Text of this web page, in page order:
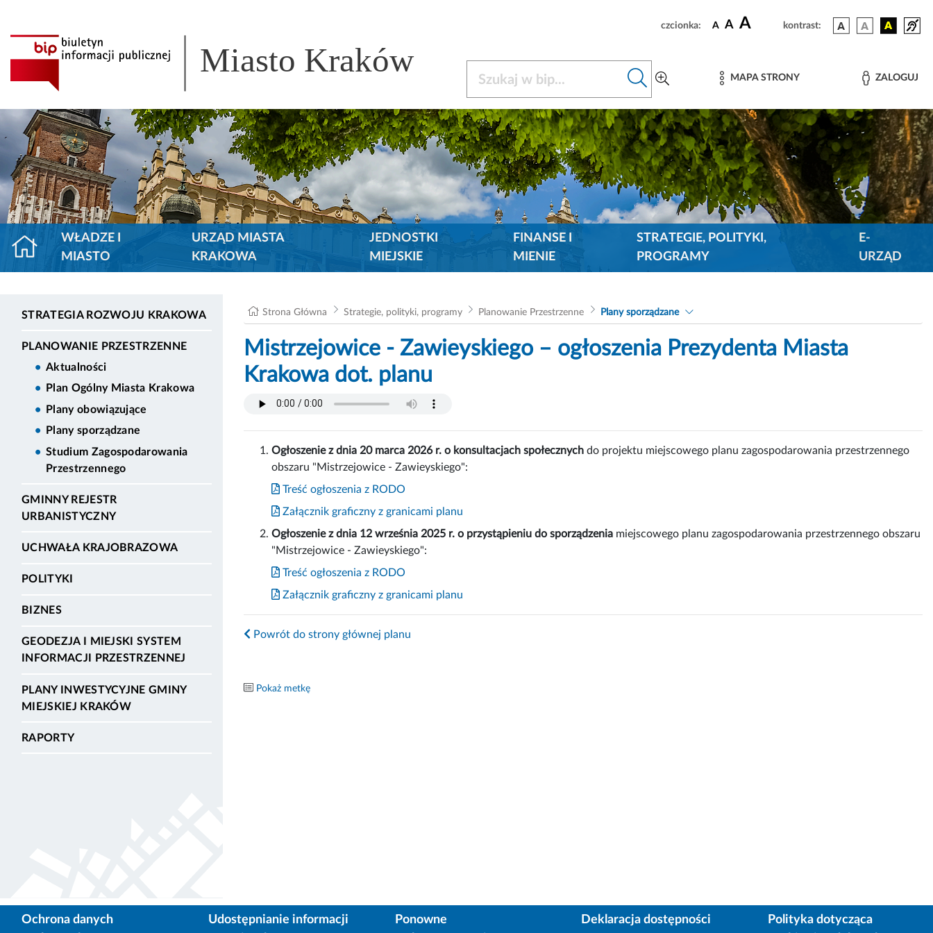
czcionka: A A A kontrast:
Miasto Kraków MAPA STRONY ZALOGUJ
WŁADZE I
MIASTO
URZĄD MIASTA
KRAKOWA
JEDNOSTKI
MIEJSKIE
FINANSE I
MIENIE
STRATEGIE, POLITYKI,
PROGRAMY
E-
URZĄD
STRATEGIA ROZWOJU KRAKOWA
PLANOWANIE PRZESTRZENNE
Aktualności
Plan Ogólny Miasta Krakowa
Plany obowiązujące
Plany sporządzane
Studium Zagospodarowania
Przestrzennego
GMINNY REJESTR
URBANISTYCZNY
UCHWAŁA KRAJOBRAZOWA
POLITYKI
BIZNES
GEODEZJA I MIEJSKI SYSTEM
INFORMACJI PRZESTRZENNEJ
PLANY INWESTYCYJNE GMINY
MIEJSKIEJ KRAKÓW
RAPORTY
Strona Główna Strategie, polityki, programy Planowanie Przestrzenne Plany sporządzane
Mistrzejowice - Zawieyskiego – ogłoszenia Prezydenta Miasta
Krakowa dot. planu
Ogłoszenie z dnia 20 marca 2026 r. o konsultacjach społecznych do projektu miejscowego planu zagospodarowania przestrzennego
obszaru "Mistrzejowice - Zawieyskiego":
Treść ogłoszenia z RODO
Załącznik graficzny z granicami planu
Ogłoszenie z dnia 12 września 2025 r. o przystąpieniu do sporządzenia miejscowego planu zagospodarowania przestrzennego obszaru
"Mistrzejowice - Zawieyskiego":
Treść ogłoszenia z RODO
Załącznik graficzny z granicami planu
Powrót do strony głównej planu
Pokaż metkę
Ochrona danych
Udostępnianie informacji
Ponowne
Deklaracja dostępności
Polityka dotycząca